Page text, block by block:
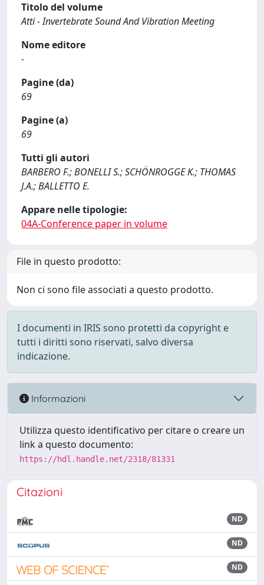
Titolo del volume
Atti - Invertebrate Sound And Vibration Meeting
Nome editore
-
Pagine (da)
69
Pagine (a)
69
Tutti gli autori
BARBERO F.; BONELLI S.; SCHÖNROGGE K.; THOMAS
J.A.; BALLETTO E.
Appare nelle tipologie:
04A-Conference paper in volume
File in questo prodotto:
Non ci sono file associati a questo prodotto.
I documenti in IRIS sono protetti da copyright e
tutti i diritti sono riservati, salvo diversa
indicazione.
Informazioni
Utilizza questo identificativo per citare o creare un
link a questo documento:
https://hdl.handle.net/2318/81331
Citazioni
ND
ND
ND